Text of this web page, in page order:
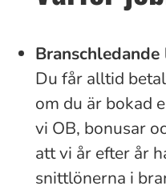
Du får alltid
om du är bokad
vi OB, bonusar
att vi år efter år
snittlönerna i